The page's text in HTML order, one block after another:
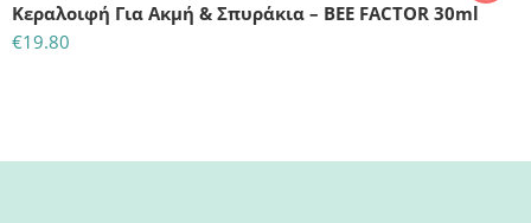
Κεραλοιφή Για Ακμή & Σπυράκια – BEE FACTOR 30ml
€19.80